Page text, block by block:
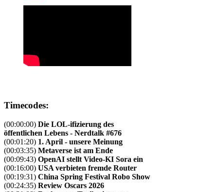
Timecodes:
(00:00:00) Die LOL-ifizierung des
öffentlichen Lebens - Nerdtalk #676
(00:01:20) 1. April - unsere Meinung
(00:03:35) Metaverse ist am Ende
(00:09:43) OpenAI stellt Video-KI Sora ein
(00:16:00) USA verbieten fremde Router
(00:19:31) China Spring Festival Robo Show
(00:24:35) Review Oscars 2026